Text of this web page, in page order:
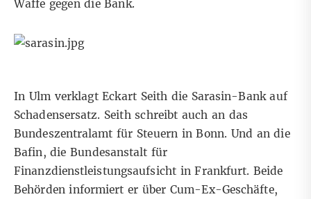
Waffe gegen die Bank.
In Ulm verklagt Eckart Seith die Sarasin-Bank auf
Schadensersatz. Seith schreibt auch an das
Bundeszentralamt für Steuern in Bonn. Und an die
Bafin, die Bundesanstalt für
Finanzdienstleistungsaufsicht in Frankfurt. Beide
Behörden informiert er über Cum-Ex-Geschäfte,